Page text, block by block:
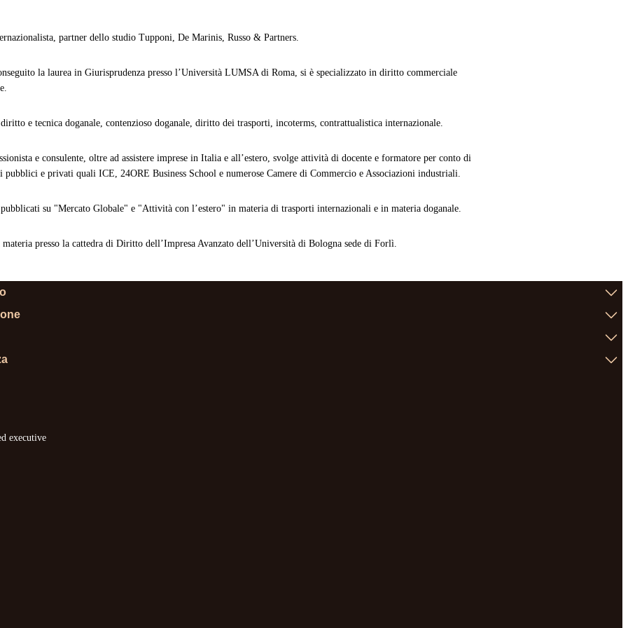
partner dello studio Tupponi, De Marinis, Russo & Partners.
la laurea in Giurisprudenza presso l’Università LUMSA di Roma, si è specializzato in diritto commerciale
e tecnica doganale, contenzioso doganale, diritto dei trasporti, incoterms, contrattualistica internazionale.
e consulente, oltre ad assistere imprese in Italia e all’estero, svolge attività di docente e formatore per conto di
pubblici e privati quali ICE, 24ORE Business School e numerose Camere di Commercio e Associazioni industriali.
su "Mercato Globale" e "Attività con l’estero" in materia di trasporti internazionali e in materia doganale.
presso la cattedra di Diritto dell’Impresa Avanzato dell’Università di Bologna sede di Forlì.
executive